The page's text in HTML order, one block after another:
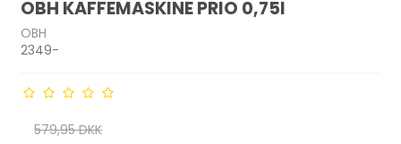
OBH KAFFEMASKINE PRIO 0,75l
OBH
2349-
579,95 DKK